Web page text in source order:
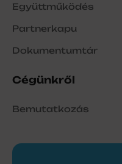
Együttműködés
Partnerkapu
Dokumentumtár
Cégünkről
Bemutatkozás